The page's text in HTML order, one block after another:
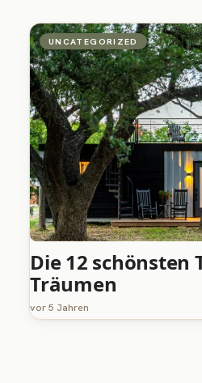
UNCATEGORIZED
Die 12 schönsten
Träumen
vor 5 Jahren